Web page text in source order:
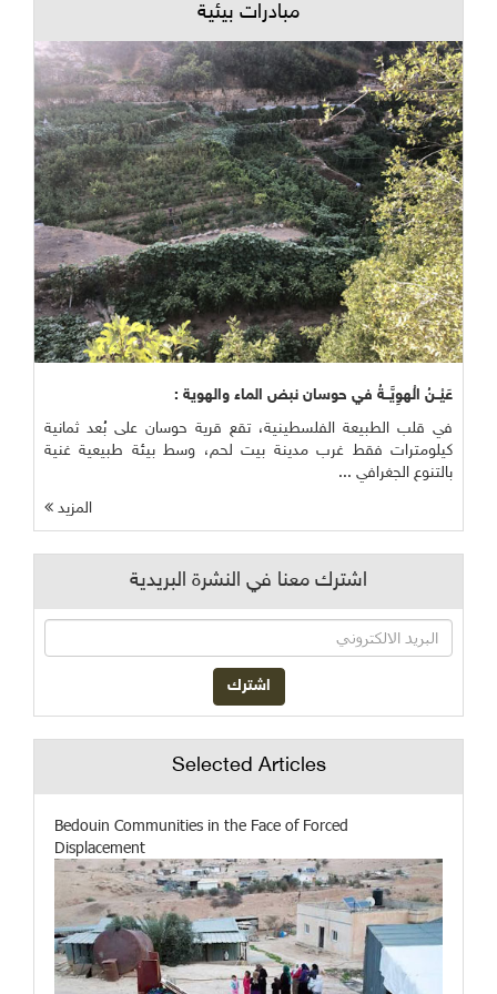
مبادرات بيئية
عَيْــنُ الْهوِيَّــةُ في حوسان نبض الماء والهوية :
في قلب الطبيعة الفلسطينية، تقع قرية حوسان على بُعد ثمانية
كيلومترات فقط غرب مدينة بيت لحم، وسط بيئة طبيعية غنية
بالتنوع الجغرافي ...
المزيد
اشترك معنا في النشرة البريدية
Selected Articles
Bedouin Communities in the Face of Forced
Displacement